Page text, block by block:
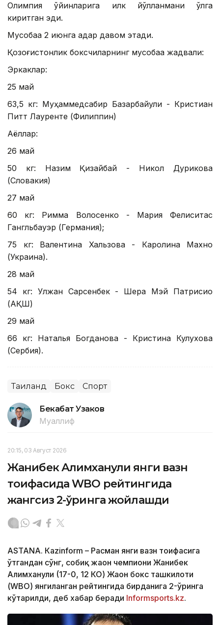
Олимпия ўйинларига илк йўлланмани қўлга
киритган эди.
Мусобақа 2 июнга қадар давом этади.
Қозоғистонлик боксчиларнинг мусобақа жадвали:
Эркаклар:
25 май
63,5 кг: Муҳаммедсабир Базарбайули - Кристиан
Питт Лауренте (Филиппин)
Аёллар:
26 май
50 кг: Назим Қизайбай - Никол Дурикова
(Словакия)
27 май
60 кг: Римма Волосенко - Мария Фелиситас
Гангльбауэр (Германия);
75 кг: Валентина Хальзова - Каролина Махно
(Украина).
28 май
54 кг: Улжан Сарсенбек - Шера Мэй Патрисио
(АҚШ)
29 май
66 кг: Наталья Богданова - Кристина Кулухова
(Сербия).
Таиланд Бокс Спорт
Бекабат Узаков
Муаллиф
20:15, 03 Август 2026
Жанибек Алимханули янги вазн
тоифасида WBO рейтингида
жангсиз 2-ўринга жойлашди
ASTANА. Кazinform – Расман янги вазн тоифасига
ўтгандан сўнг, собиқ жаҳон чемпиони Жанибек
Алимханули (17-0, 12 КО) Жаҳон бокс ташкилоти
(WBО) янгиланган рейтингида бирданига 2-ўринга
кўтарилди, деб хабар беради Informsports.kz.